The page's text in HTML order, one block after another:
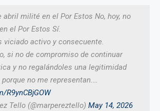
abril milité en el Por Estos No, hoy, no
el Por Estos Sí.
viciado activo y consecuente.
si no de compromiso de continuar
y no regalándoles una legitimidad
no me representan.…
R9ynCBjGOW
Tello (@marpereztello) May 14, 2026